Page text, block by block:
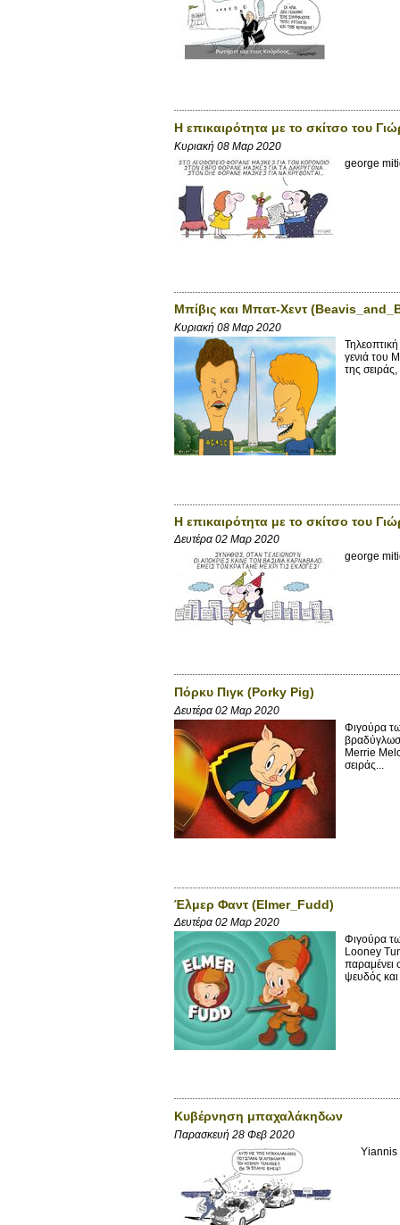
Η επικαιρότητα με το σκίτσο του
Κυριακή 08 Μαρ 2020
george
Μπίβις και Μπατ-Χεντ
Κυριακή 08 Μαρ 2020
γενιά του
της
Η επικαιρότητα με το σκίτσο του
Δευτέρα 02 Μαρ 2020
george
Πόρκυ Πιγκ (Porky Pig)
Δευτέρα 02 Μαρ 2020
Φιγούρα
Merrie
σειράς...
Έλμερ Φαντ (Elmer_Fudd)
Δευτέρα 02 Μαρ 2020
Φιγούρα
Looney
παραμένει
ψευδός
Κυβέρνηση μπαχαλάκηδων
Παρασκευή 28 Φεβ 2020
Yiannis